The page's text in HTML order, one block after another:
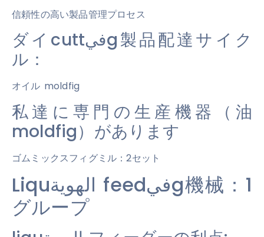
信頼性の高い製品管理プロセス
ダイcuttفيg製品配達サイク
ル：
オイル moldfig
私達に専門の生産機器（油
moldfig）があります
ゴムミックスフィグミル：2セット
Liquالهوية feedفيg機械：1
グループ